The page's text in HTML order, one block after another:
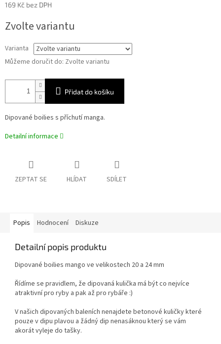
169 Kč bez DPH
cena:
Zvolte variantu
Varianta
Můžeme doručit do: Zvolte variantu
Přidat do košíku
Dipované boilies s příchutí manga.
Detailní informace
ZEPTAT SE HLÍDAT SDÍLET
Popis Hodnocení Diskuze
Detailní popis produktu
Dipované boilies mango ve velikostech 20 a 24 mm
Řídíme se pravidlem, že dipovaná kulička má být co nejvíce
atraktivní pro ryby a pak až pro rybáře :)
V našich dipovaných baleních nenajdete betonové kuličky které
pouze v dipu plavou a žádný dip nenasáknou který se vám
akorát vyleje do tašky.